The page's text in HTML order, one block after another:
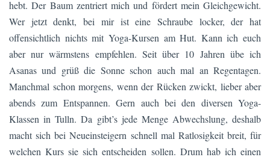
hebt. Der Baum zentriert mich und fördert mein Gleichgewicht.
Wer jetzt denkt, bei mir ist eine Schraube locker, der hat
offensichtlich nichts mit Yoga-Kursen am Hut. Kann ich euch
aber nur wärmstens empfehlen. Seit über 10 Jahren übe ich
Asanas und grüß die Sonne schon auch mal an Regentagen.
Manchmal schon morgens, wenn der Rücken zwickt, lieber aber
abends zum Entspannen. Gern auch bei den diversen Yoga-
Klassen in Tulln. Da gibt’s jede Menge Abwechslung, deshalb
macht sich bei Neueinsteigern schnell mal Ratlosigkeit breit, für
welchen Kurs sie sich entscheiden sollen. Drum hab ich einen